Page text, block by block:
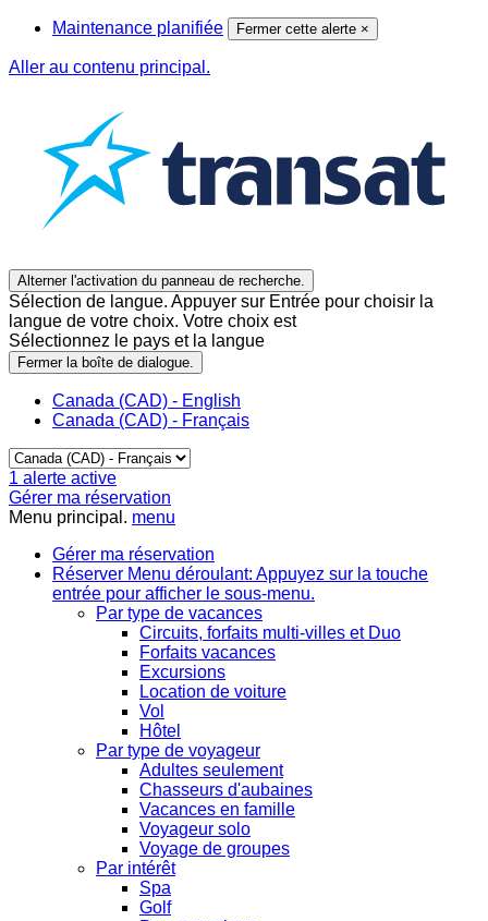
Maintenance planifiée Fermer cette alerte ×
Aller au contenu principal.
Alterner l'activation du panneau de recherche.
Sélection de langue. Appuyer sur Entrée pour choisir la
langue de votre choix. Votre choix est
Sélectionnez le pays et la langue
Fermer la boîte de dialogue.
Canada (CAD) - English
Canada (CAD) - Français
1 alerte active
Gérer ma réservation
Menu principal. menu
Gérer ma réservation
Réserver Menu déroulant: Appuyez sur la touche
entrée pour afficher le sous-menu.
Par type de vacances
Circuits, forfaits multi-villes et Duo
Forfaits vacances
Excursions
Location de voiture
Vol
Hôtel
Par type de voyageur
Adultes seulement
Chasseurs d'aubaines
Vacances en famille
Voyageur solo
Voyage de groupes
Par intérêt
Spa
Golf